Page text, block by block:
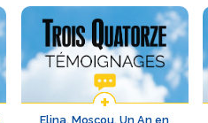
Elina, Moscou, Un An en